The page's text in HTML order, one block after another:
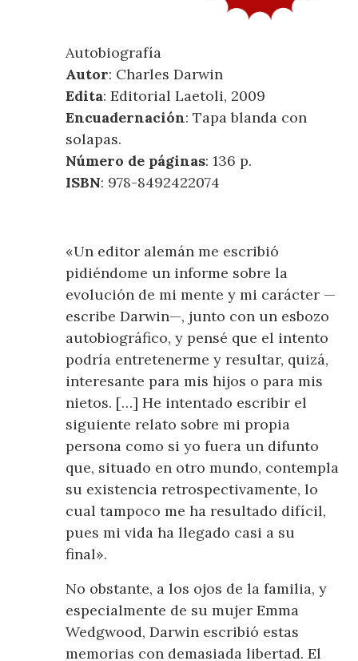
Autobiografía
Autor: Charles Darwin
Edita: Editorial Laetoli, 2009
Encuadernación: Tapa blanda con
solapas.
Número de páginas: 136 p.
ISBN: 978-8492422074
«Un editor alemán me escribió
pidiéndome un informe sobre la
evolución de mi mente y mi carácter —
escribe Darwin—, junto con un esbozo
autobiográfico, y pensé que el intento
podría entretenerme y resultar, quizá,
interesante para mis hijos o para mis
nietos. […] He intentado escribir el
siguiente relato sobre mi propia
persona como si yo fuera un difunto
que, situado en otro mundo, contempla
su existencia retrospectivamente, lo
cual tampoco me ha resultado difícil,
pues mi vida ha llegado casi a su
final».
No obstante, a los ojos de la familia, y
especialmente de su mujer Emma
Wedgwood, Darwin escribió estas
memorias con demasiada libertad. El